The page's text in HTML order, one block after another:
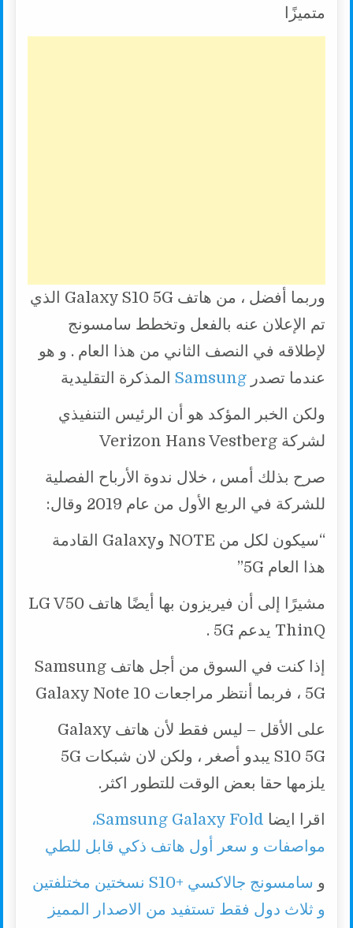
متميزًا
وربما أفضل ، من هاتف Galaxy S10 5G الذي
تم الإعلان عنه بالفعل وتخطط سامسونج
لإطلاقه في النصف الثاني من هذا العام . و هو
عندما تصدرSamsung المذكرة التقليدية
ولكن الخبر المؤكد هو أن الرئيس التنفيذي
لشركة Verizon Hans Vestberg
صرح بذلك أمس ، خلال ندوة الأرباح الفصلية
للشركة في الربع الأول من عام 2019 وقال:
“سيكون لكل من NOTE وGalaxy القادمة
هذا العام 5G”
مشيرًا إلى أن فيريزون بها أيضًا هاتف LG V50
ThinQ يدعم 5G .
إذا كنت في السوق من أجل هاتف Samsung
5G ، فربما أنتظر مراجعات Galaxy Note 10
على الأقل – ليس فقط لأن هاتف Galaxy
S10 5G يبدو أصغر ، ولكن لان شبكات 5G
يلزمها حقا بعض الوقت للتطور اكثر.
اقرا ايضا
Samsung Galaxy Fold،
مواصفات و سعر أول هاتف ذكي قابل للطي
و
سامسونج جالاكسي +S10 نسختين مختلفتين
و ثلاث دول فقط تستفيد من الاصدار المميز